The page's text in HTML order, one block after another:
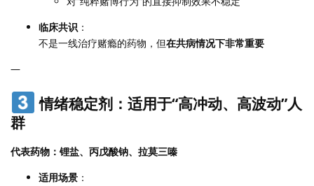
临床共识 ：
不是一线治疗赌瘾的药物，但在共病情况下非常重要
—
情绪稳定剂：适用于“高冲动、高波动”人
群
代表药物：锂盐、丙戊酸钠、拉莫三嗪
适用场景 ：